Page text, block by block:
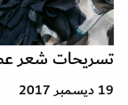
تسريحات شعر
19 ديسمبر 2017